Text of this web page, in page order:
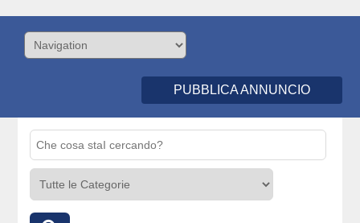
PUBBLICA ANNUNCIO